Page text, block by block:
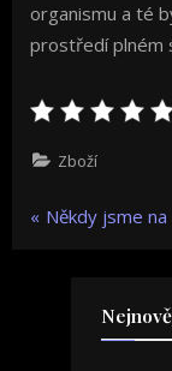
organismu a té
prostředí plném
Zboží
Navigace
příspěvek
P
Někdy jsme